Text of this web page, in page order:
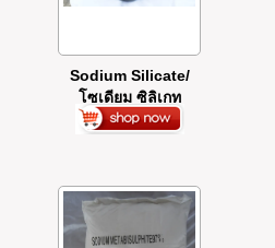
Sodium Silicate/
โซเดียม ซิลิเกท